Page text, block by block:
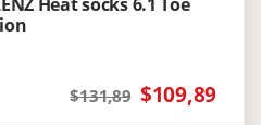
$131,89 $109,89